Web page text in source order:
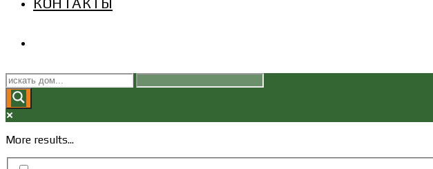
ПОИСК
ПО
ВЕБ-
More results...